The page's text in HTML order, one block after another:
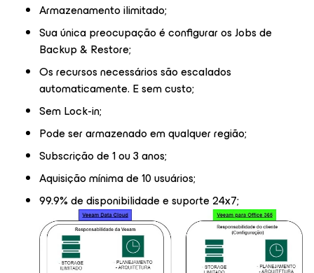
Armazenamento ilimitado;
Sua única preocupação é configurar os Jobs de
Backup & Restore;
Os recursos necessários são escalados
automaticamente. E sem custo;
Sem Lock-in;
Pode ser armazenado em qualquer região;
Subscrição de 1 ou 3 anos;
Aquisição mínima de 10 usuários;
99.9% de disponibilidade e suporte 24x7;